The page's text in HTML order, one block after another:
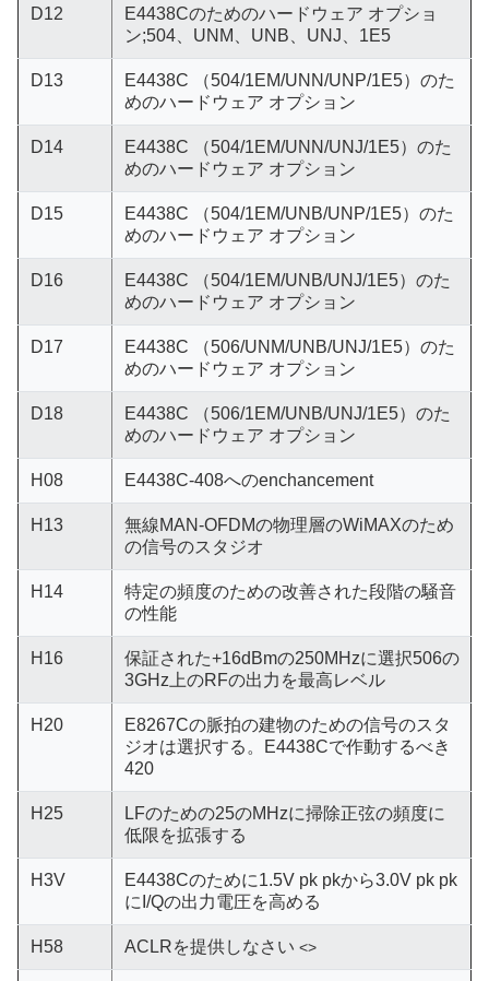
D12
E4438Cのためのハードウェア オプショ
ン;504、UNM、UNB、UNJ、1E5
D13
E4438C （504/1EM/UNN/UNP/1E5）のた
めのハードウェア オプション
D14
E4438C （504/1EM/UNN/UNJ/1E5）のた
めのハードウェア オプション
D15
E4438C （504/1EM/UNB/UNP/1E5）のた
めのハードウェア オプション
D16
E4438C （504/1EM/UNB/UNJ/1E5）のた
めのハードウェア オプション
D17
E4438C （506/UNM/UNB/UNJ/1E5）のた
めのハードウェア オプション
D18
E4438C （506/1EM/UNB/UNJ/1E5）のた
めのハードウェア オプション
H08 E4438C-408へのenchancement
H13
無線MAN-OFDMの物理層のWiMAXのため
の信号のスタジオ
H14
特定の頻度のための改善された段階の騒音
の性能
H16
保証された+16dBmの250MHzに選択506の
3GHz上のRFの出力を最高レベル
H20
E8267Cの脈拍の建物のための信号のスタ
ジオは選択する。E4438Cで作動するべき
420
H25
LFのための25のMHzに掃除正弦の頻度に
低限を拡張する
H3V
E4438Cのために1.5V pk pkから3.0V pk pk
にI/Qの出力電圧を高める
H58 ACLRを提供しなさい <>